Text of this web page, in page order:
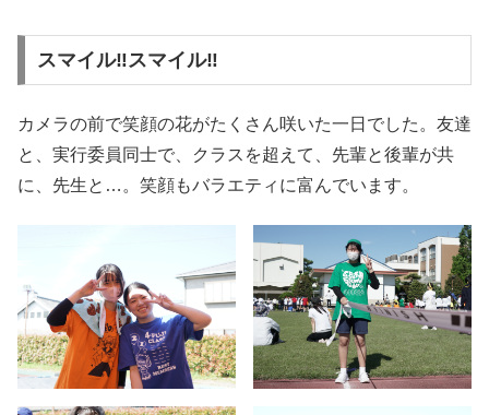
スマイル‼スマイル‼
カメラの前で笑顔の花がたくさん咲いた一日でした。友達
と、実行委員同士で、クラスを超えて、先輩と後輩が共
に、先生と…。笑顔もバラエティに富んでいます。